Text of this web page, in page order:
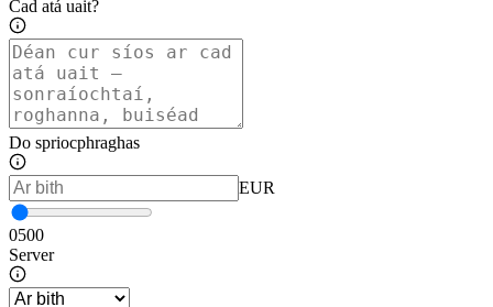
Cad atá uait?
Do spriocphraghas
EUR
0500
Server